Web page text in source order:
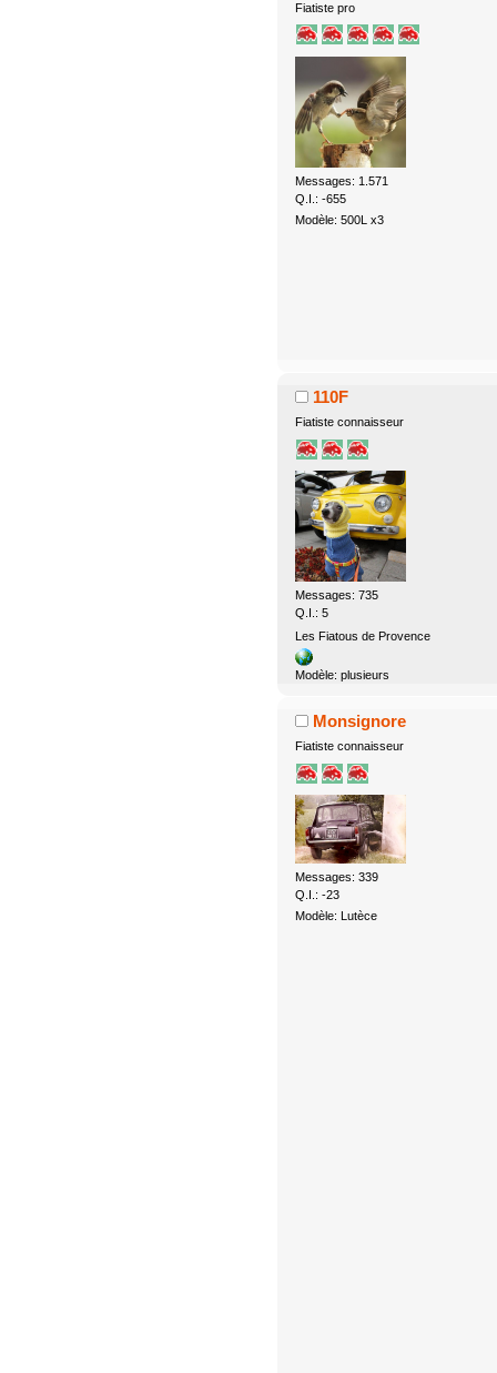
Fiatiste pro
Messages: 1.571
Q.I.: -655
Modèle: 500L x3
110F
Fiatiste connaisseur
Messages: 735
Q.I.: 5
Les Fiatous de Provence
Modèle: plusieurs
Monsignore
Fiatiste connaisseur
Messages: 339
Q.I.: -23
Modèle: Lutèce